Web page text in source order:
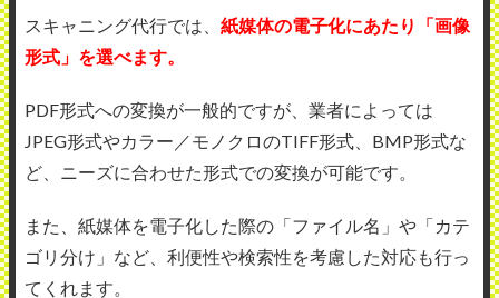
スキャニング代行では、 紙媒体の電子化にあたり「画像
形式」を選べます。
PDF形式への変換が一般的ですが、業者によっては
JPEG形式やカラー／モノクロのTIFF形式、BMP形式な
ど、ニーズに合わせた形式での変換が可能です。
また、紙媒体を電子化した際の「ファイル名」や「カテ
ゴリ分け」など、利便性や検索性を考慮した対応も行っ
てくれます。